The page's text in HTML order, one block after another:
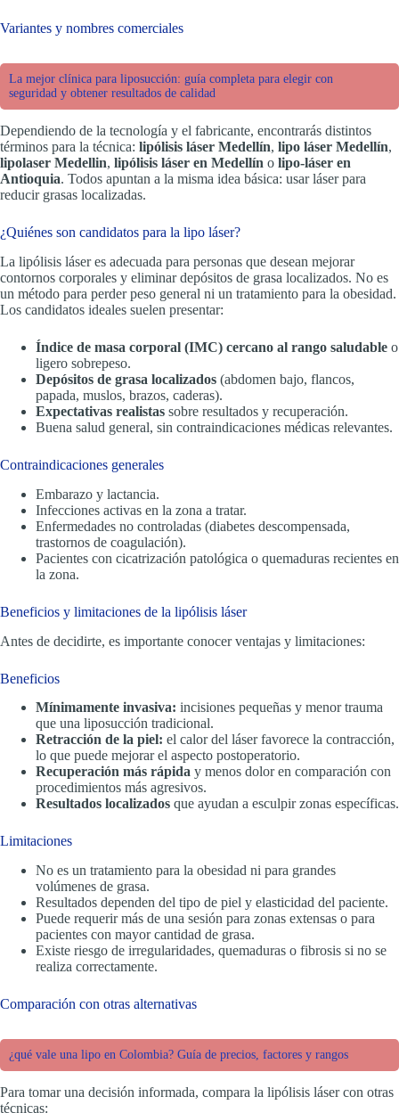
Variantes y nombres comerciales
La mejor clínica para liposucción: guía completa para elegir con
seguridad y obtener resultados de calidad
Dependiendo de la tecnología y el fabricante, encontrarás distintos
términos para la técnica: lipólisis láser Medellín, lipo láser Medellín,
lipolaser Medellin, lipólisis láser en Medellín o lipo-láser en
Antioquia. Todos apuntan a la misma idea básica: usar láser para
reducir grasas localizadas.
¿Quiénes son candidatos para la lipo láser?
La lipólisis láser es adecuada para personas que desean mejorar
contornos corporales y eliminar depósitos de grasa localizados. No es
un método para perder peso general ni un tratamiento para la obesidad.
Los candidatos ideales suelen presentar:
Índice de masa corporal (IMC) cercano al rango saludable o
ligero sobrepeso.
Depósitos de grasa localizados (abdomen bajo, flancos,
papada, muslos, brazos, caderas).
Expectativas realistas sobre resultados y recuperación.
Buena salud general, sin contraindicaciones médicas relevantes.
Contraindicaciones generales
Embarazo y lactancia.
Infecciones activas en la zona a tratar.
Enfermedades no controladas (diabetes descompensada,
trastornos de coagulación).
Pacientes con cicatrización patológica o quemaduras recientes en
la zona.
Beneficios y limitaciones de la lipólisis láser
Antes de decidirte, es importante conocer ventajas y limitaciones:
Beneficios
Mínimamente invasiva: incisiones pequeñas y menor trauma
que una liposucción tradicional.
Retracción de la piel: el calor del láser favorece la contracción,
lo que puede mejorar el aspecto postoperatorio.
Recuperación más rápida y menos dolor en comparación con
procedimientos más agresivos.
Resultados localizados que ayudan a esculpir zonas específicas.
Limitaciones
No es un tratamiento para la obesidad ni para grandes
volúmenes de grasa.
Resultados dependen del tipo de piel y elasticidad del paciente.
Puede requerir más de una sesión para zonas extensas o para
pacientes con mayor cantidad de grasa.
Existe riesgo de irregularidades, quemaduras o fibrosis si no se
realiza correctamente.
Comparación con otras alternativas
¿qué vale una lipo en Colombia? Guía de precios, factores y rangos
Para tomar una decisión informada, compara la lipólisis láser con otras
técnicas: